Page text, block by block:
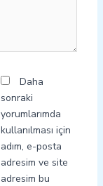
Daha
sonraki
yorumlarımda
kullanılması için
adım, e-posta
adresim ve site
adresim bu